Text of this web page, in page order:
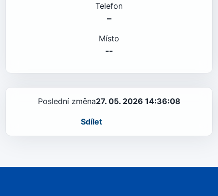
Telefon
–
Místo
--
Poslední změna27. 05. 2026 14:36:08
Sdílet